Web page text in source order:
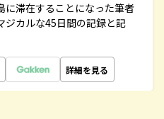
に滞在することになった筆者
ジカルな45日間の記録と記
詳細を見る